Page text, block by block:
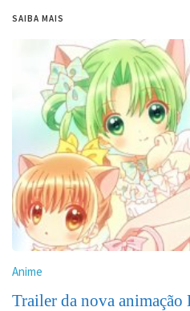
SAIBA MAIS
Anime
Trailer da nova